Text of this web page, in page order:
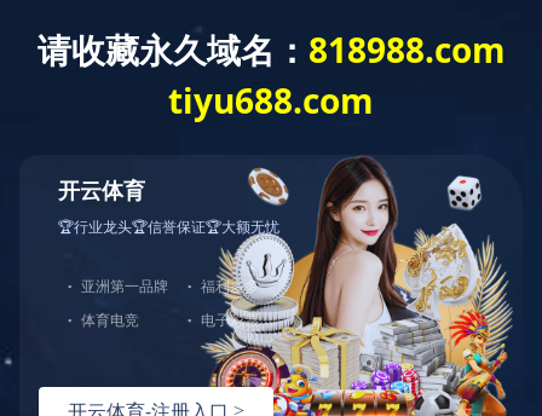
网站首页 关于我们 产品中心
123